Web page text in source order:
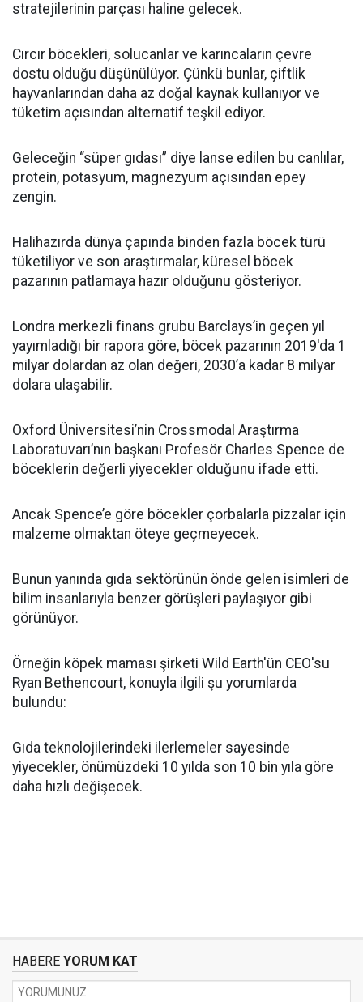
stratejilerinin parçası haline gelecek.
Cırcır böcekleri, solucanlar ve karıncaların çevre
dostu olduğu düşünülüyor. Çünkü bunlar, çiftlik
hayvanlarından daha az doğal kaynak kullanıyor ve
tüketim açısından alternatif teşkil ediyor.
Geleceğin “süper gıdası” diye lanse edilen bu canlılar,
protein, potasyum, magnezyum açısından epey
zengin.
Halihazırda dünya çapında binden fazla böcek türü
tüketiliyor ve son araştırmalar, küresel böcek
pazarının patlamaya hazır olduğunu gösteriyor.
Londra merkezli finans grubu Barclays’in geçen yıl
yayımladığı bir rapora göre, böcek pazarının 2019'da 1
milyar dolardan az olan değeri, 2030’a kadar 8 milyar
dolara ulaşabilir.
Oxford Üniversitesi’nin Crossmodal Araştırma
Laboratuvarı’nın başkanı Profesör Charles Spence de
böceklerin değerli yiyecekler olduğunu ifade etti.
Ancak Spence’e göre böcekler çorbalarla pizzalar için
malzeme olmaktan öteye geçmeyecek.
Bunun yanında gıda sektörünün önde gelen isimleri de
bilim insanlarıyla benzer görüşleri paylaşıyor gibi
görünüyor.
Örneğin köpek maması şirketi Wild Earth'ün CEO'su
Ryan Bethencourt, konuyla ilgili şu yorumlarda
bulundu:
Gıda teknolojilerindeki ilerlemeler sayesinde
yiyecekler, önümüzdeki 10 yılda son 10 bin yıla göre
daha hızlı değişecek.
HABERE YORUM KAT